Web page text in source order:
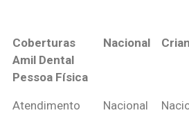
Coberturas
Amil Dental
Pessoa Física
Nacional
Coberturas
Nacional
Atendimento Nacional